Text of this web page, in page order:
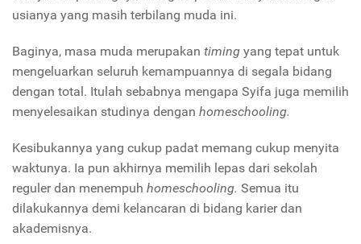
usianya yang masih terbilang muda ini.
Baginya, masa muda merupakan timing yang tepat untuk
mengeluarkan seluruh kemampuannya di segala bidang
dengan total. Itulah sebabnya mengapa Syifa juga memilih
menyelesaikan studinya dengan homeschooling.
Kesibukannya yang cukup padat memang cukup menyita
waktunya. Ia pun akhirnya memilih lepas dari sekolah
reguler dan menempuh homeschooling. Semua itu
dilakukannya demi kelancaran di bidang karier dan
akademisnya.